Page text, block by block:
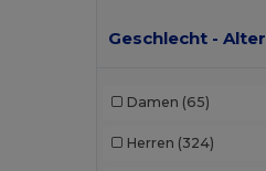
Geschlecht - Alter
Damen (65)
Herren (324)